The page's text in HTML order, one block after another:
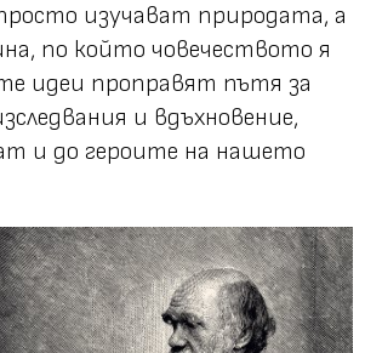
изучават природата, а
по който човечеството я
идеи проправят пътя за
и вдъхновение,
и до героите на нашето